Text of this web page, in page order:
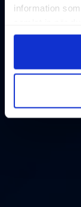
information